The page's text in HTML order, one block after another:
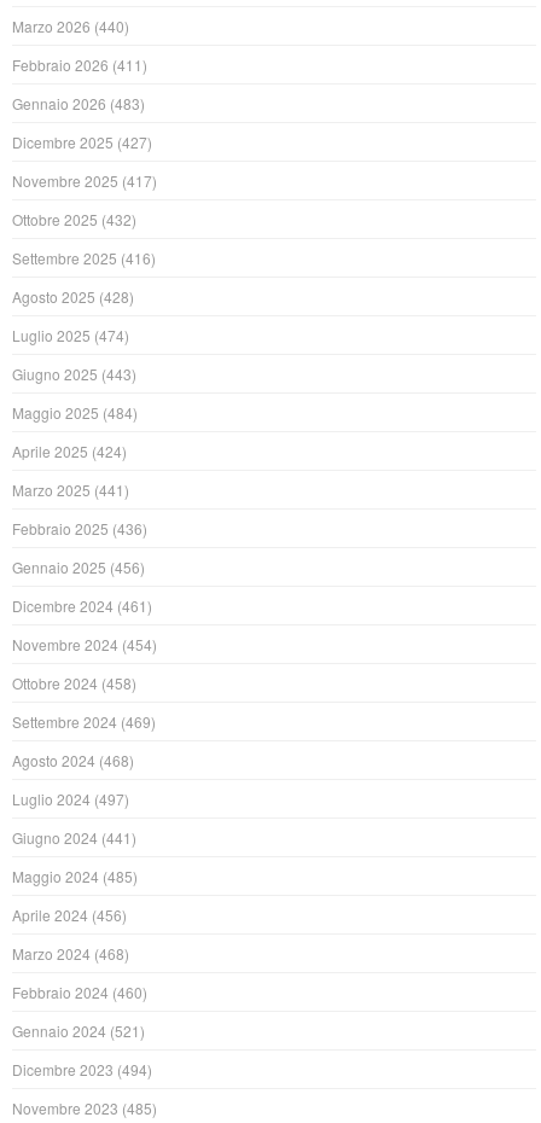
Marzo 2026 (440)
Febbraio 2026 (411)
Gennaio 2026 (483)
Dicembre 2025 (427)
Novembre 2025 (417)
Ottobre 2025 (432)
Settembre 2025 (416)
Agosto 2025 (428)
Luglio 2025 (474)
Giugno 2025 (443)
Maggio 2025 (484)
Aprile 2025 (424)
Marzo 2025 (441)
Febbraio 2025 (436)
Gennaio 2025 (456)
Dicembre 2024 (461)
Novembre 2024 (454)
Ottobre 2024 (458)
Settembre 2024 (469)
Agosto 2024 (468)
Luglio 2024 (497)
Giugno 2024 (441)
Maggio 2024 (485)
Aprile 2024 (456)
Marzo 2024 (468)
Febbraio 2024 (460)
Gennaio 2024 (521)
Dicembre 2023 (494)
Novembre 2023 (485)